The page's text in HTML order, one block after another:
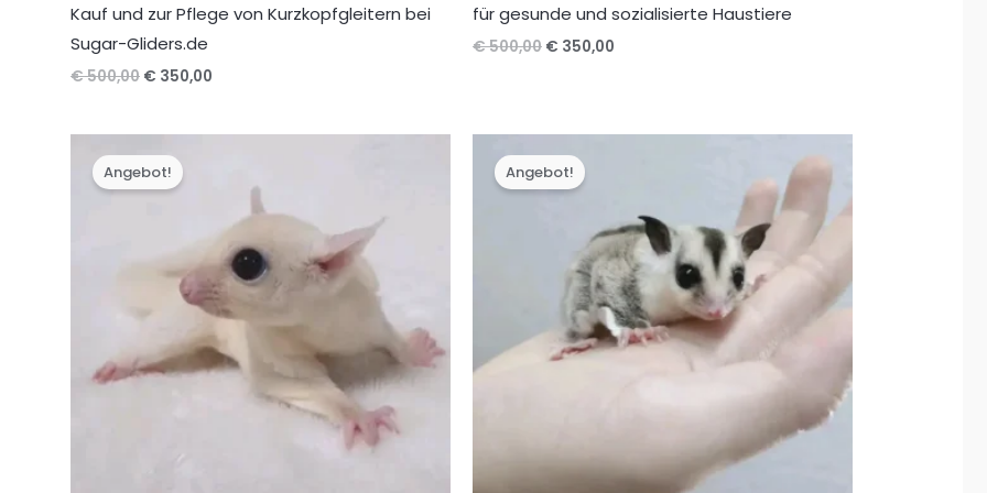
Kauf und zur Pflege von Kurzkopfgleitern bei
Sugar-Gliders.de
€500,00 Ursprünglicher
€ 500,00
€ 350,00
€ 350,00.
für gesunde und sozialisierte Haustiere
€500,00 Ursprünglicher
€ 350,00
Angebot! Angebot!